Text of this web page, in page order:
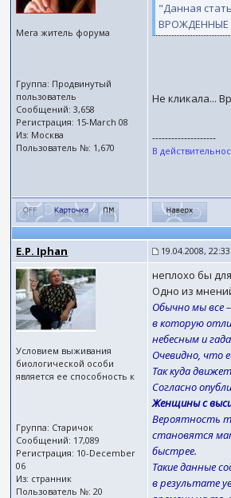
Мега житель форума
Группа: Продвинутый
пользователь
Сообщений: 3,658
Регистрация: 15-March 08
Из: Москва
Пользователь №: 1,670
"Данная
ВРОЖДЕННЫЕ
Не кликала...
--------------------
В
E.P. Iphan 19.04.2008, 22:33
Условием выживания
биологической особи
является ее способность к
Группа: Старичок
Сообщений: 17,089
Регистрация: 10-December
06
Из: странник
Пользователь №: 20
неплохо бы
Одно из
Обычно мы все
в которую
небесным и
Очевидно, что
Так куда
Согласно
Женщины с
Вероятность
становятся
быстрее.
Такие данные
в результате